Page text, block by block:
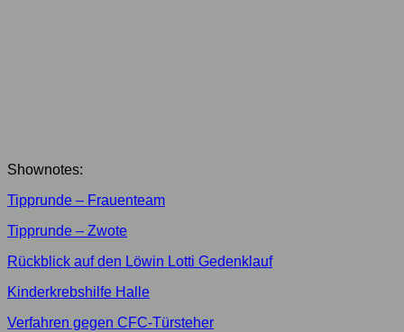
Shownotes:
Tipprunde – Frauenteam
Tipprunde – Zwote
Rückblick auf den Löwin Lotti Gedenklauf
Kinderkrebshilfe Halle
Verfahren gegen CFC-Türsteher